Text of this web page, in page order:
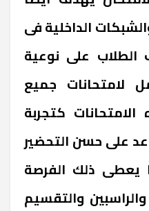
الداخلية فى
الطلاب على نوعية
لامتحانات جميع
كتجربة
على حسن التحضير
يعطى ذلك الفرصة
والتقسيم